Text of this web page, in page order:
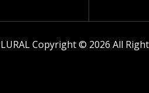
Copyright © 2026 All